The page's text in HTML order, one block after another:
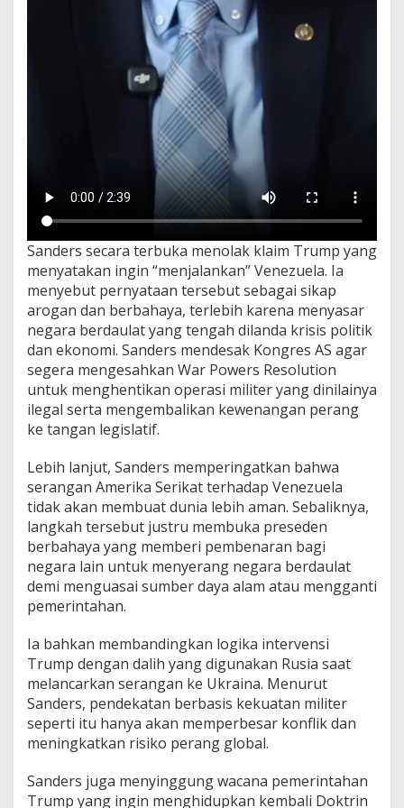
Sanders secara terbuka menolak klaim Trump yang
menyatakan ingin “menjalankan” Venezuela. Ia
menyebut pernyataan tersebut sebagai sikap
arogan dan berbahaya, terlebih karena menyasar
negara berdaulat yang tengah dilanda krisis politik
dan ekonomi. Sanders mendesak Kongres AS agar
segera mengesahkan War Powers Resolution
untuk menghentikan operasi militer yang dinilainya
ilegal serta mengembalikan kewenangan perang
ke tangan legislatif.
Lebih lanjut, Sanders memperingatkan bahwa
serangan Amerika Serikat terhadap Venezuela
tidak akan membuat dunia lebih aman. Sebaliknya,
langkah tersebut justru membuka preseden
berbahaya yang memberi pembenaran bagi
negara lain untuk menyerang negara berdaulat
demi menguasai sumber daya alam atau mengganti
pemerintahan.
Ia bahkan membandingkan logika intervensi
Trump dengan dalih yang digunakan Rusia saat
melancarkan serangan ke Ukraina. Menurut
Sanders, pendekatan berbasis kekuatan militer
seperti itu hanya akan memperbesar konflik dan
meningkatkan risiko perang global.
Sanders juga menyinggung wacana pemerintahan
Trump yang ingin menghidupkan kembali Doktrin